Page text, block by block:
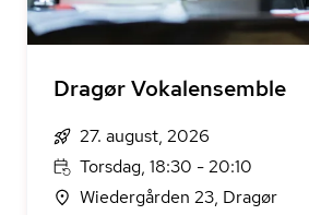
Dragør Vokalensemble
27. august, 2026
Torsdag, 18:30 - 20:10
Wiedergården 23, Dragør